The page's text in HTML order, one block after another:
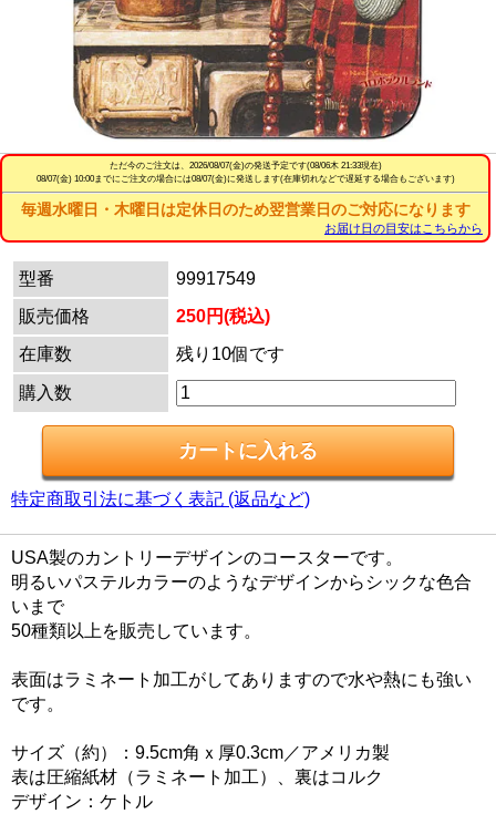
ただ今のご注文は、 2026/08/07(金)の発送予定です(08/06木 21:33現在)
08/07(金) 10:00までにご注文の場合には08/07(金)に発送します(在庫切れなどで遅延する場合もございます)
毎週水曜日・木曜日は定休日のため翌営業日のご対応になります
お届け日の目安はこちらから
型番
99917549
販売価格
250円(税込)
在庫数
残り10個です
購入数
特定商取引法に基づく表記 (返品など)
USA製のカントリーデザインのコースターです。
明るいパステルカラーのようなデザインからシックな色合
いまで
50種類以上を販売しています。
表面はラミネート加工がしてありますので水や熱にも強い
です。
サイズ（約）：9.5cm角ｘ厚0.3cm／アメリカ製
表は圧縮紙材（ラミネート加工）、裏はコルク
デザイン：ケトル